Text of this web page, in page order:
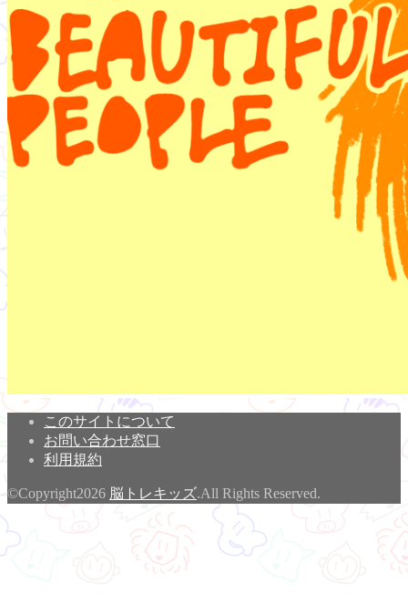
このサイトについて
お問い合わせ窓口
利用規約
©Copyright2026 脳トレキッズ.All Rights Reserved.